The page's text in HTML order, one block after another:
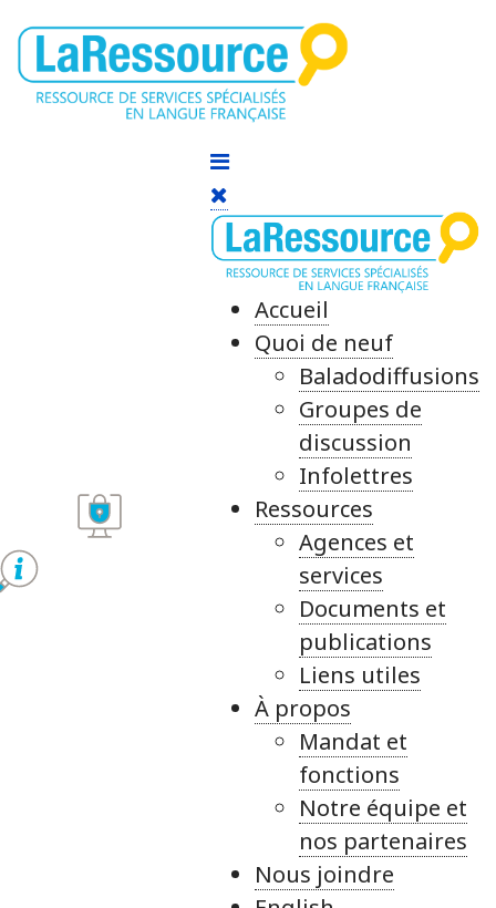
Accueil
Quoi de neuf
Baladodiffusions
Groupes de
discussion
Infolettres
Ressources
Agences et
services
Documents et
publications
Liens utiles
À propos
Mandat et
fonctions
Notre équipe et
nos partenaires
Nous joindre